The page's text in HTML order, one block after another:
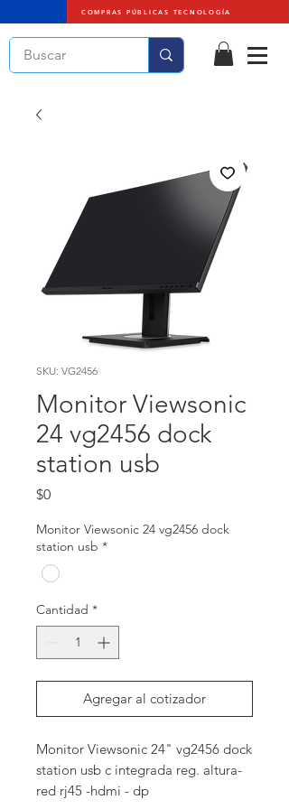
COMPRAS PÚBLICAS TECNOLOGÍA
SKU: VG2456
Monitor Viewsonic
24 vg2456 dock
station usb
$0Precio
Monitor Viewsonic 24 vg2456 dock
station usb *
Cantidad *
Agregar al cotizador
Monitor Viewsonic 24" vg2456 dock
station usb c integrada reg. altura-
red rj45 -hdmi - dp